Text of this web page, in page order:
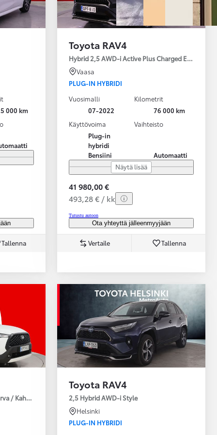
000 km
Tallenna
Toyota RAV4
Hybrid 2,5 AWD-i Active Plus Charged Edition
Vaasa
PLUG-IN HYBRIDI
Vuosimalli
07-2022
Kilometrit
76 000 km
Käyttövoima
Plug-in
hybridi
Bensiini
Vaihteisto
Automaatti
Näytä lisää
41 980,00 €
493,28 € / kk
Tutustu autoon
Ota yhteyttä jälleenmyyjään
Vertaile Tallenna
/ Kahdet Renkaat / Huoltokirja / Moottorinlämmitin!
Toyota RAV4
2,5 Hybrid AWD-i Style
Helsinki
PLUG-IN HYBRIDI